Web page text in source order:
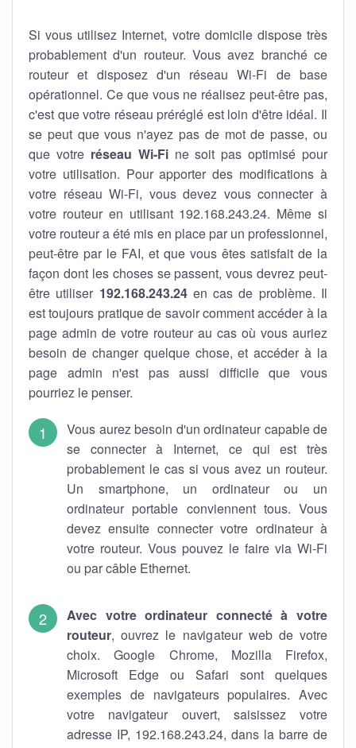
Si vous utilisez Internet, votre domicile dispose très
probablement d'un routeur. Vous avez branché ce
routeur et disposez d'un réseau Wi-Fi de base
opérationnel. Ce que vous ne réalisez peut-être pas,
c'est que votre réseau préréglé est loin d'être idéal. Il
se peut que vous n'ayez pas de mot de passe, ou
que votre réseau Wi-Fine soit pas optimisé pour
votre utilisation. Pour apporter des modifications à
votre réseau Wi-Fi, vous devez vous connecter à
votre routeur en utilisant 192.168.243.24. Même si
votre routeur a été mis en place par un professionnel,
peut-être par le FAI, et que vous êtes satisfait de la
façon dont les choses se passent, vous devrez peut-
être utiliser 192.168.243.24en cas de problème. Il
est toujours pratique de savoir comment accéder à la
page admin de votre routeur au cas où vous auriez
besoin de changer quelque chose, et accéder à la
page admin n'est pas aussi difficile que vous
pourriez le penser.
Vous aurez besoin d'un ordinateur capable de
se connecter à Internet, ce qui est très
probablement le cas si vous avez un routeur.
Un smartphone, un ordinateur ou un
ordinateur portable conviennent tous. Vous
devez ensuite connecter votre ordinateur à
votre routeur. Vous pouvez le faire via Wi-Fi
ou par câble Ethernet.
Avec votre ordinateur connecté à votre
routeur, ouvrez le navigateur web de votre
choix. Google Chrome, Mozilla Firefox,
Microsoft Edge ou Safari sont quelques
exemples de navigateurs populaires. Avec
votre navigateur ouvert, saisissez votre
adresse IP, 192.168.243.24, dans la barre de